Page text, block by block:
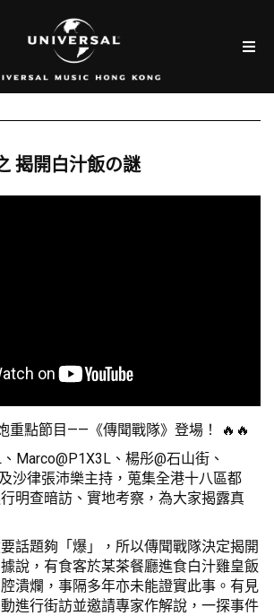
揭開白汁飯の謎
重點節目——《傳聞戰隊》登場！ 🔥🔥
Marco@P1X3L、楊彤@石山街、
沙律張沛樂主持，蒐集全港十八區都
明查暗訪、實地考察，為大家揭露真
話題夠「爆」，所以傳聞戰隊決定揭開
據說，有食客於某茶餐廳進食白汁雞皇飯
潰爛，事隔多年亦未能證實此事。有見
進行街訪並邀請專家作解說，一探事件